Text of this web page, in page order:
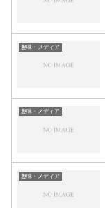
趣味・メディア
趣味・メディア
趣味・メディア